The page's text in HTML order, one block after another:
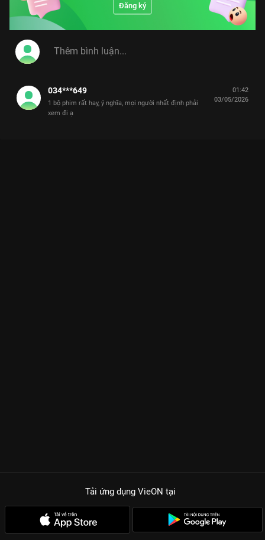
Đăng ký
034***649
1 bộ phim rất hay, ý nghĩa, mọi người nhất định phải
xem đi ạ
01:42
03/05/2026
Tải ứng dụng VieON tại